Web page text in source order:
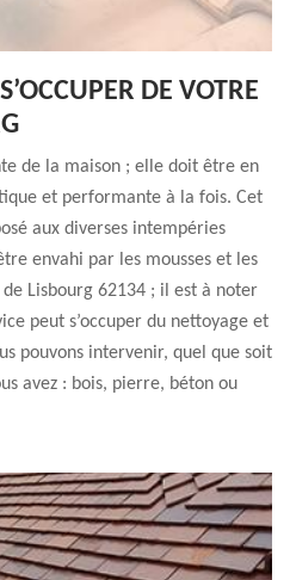
DE VOTRE
de la maison ; elle doit être en
et performante à la fois. Cet
aux diverses intempéries
envahi par les mousses et les
Lisbourg 62134 ; il est à noter
peut s’occuper du nettoyage et
pouvons intervenir, quel que soit
avez : bois, pierre, béton ou